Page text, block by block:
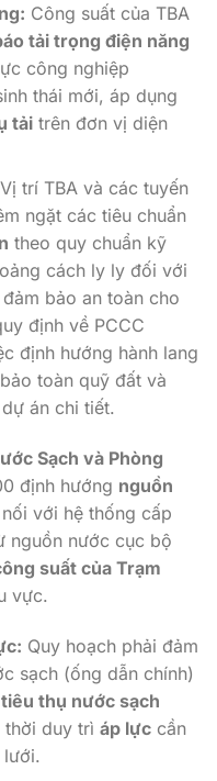
Công suất của TBA
tải trọng điện năng
công nghiệp
thái mới, áp dụng
tảitrên đơn vị diện
Vị trí TBA và các tuyến
ngặt các tiêu chuẩn
theo quy chuẩn kỹ
cách ly ly đối với
bảo an toàn cho
định về PCCC
định hướng hành lang
toàn quỹ đất và
án chi tiết.
Sạch và Phòng
định hướng nguồn
với hệ thống cấp
nguồn nước cục bộ
suất của Trạm
vực.
Quy hoạch phải đảm
sạch (ống dẫn chính)
thụ nước sạch
thời duy trì áp lựccần